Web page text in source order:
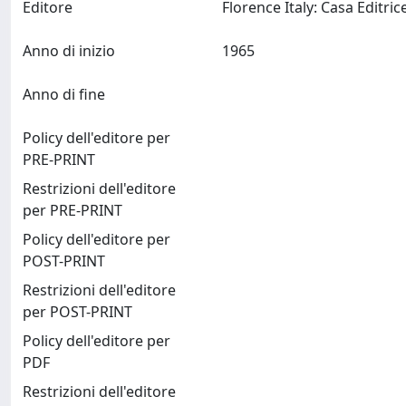
Editore
Anno di inizio
Anno di fine
Policy dell'editore per
PRE-PRINT
Restrizioni dell'editore
per PRE-PRINT
Policy dell'editore per
POST-PRINT
Restrizioni dell'editore
per POST-PRINT
Policy dell'editore per
PDF
Restrizioni dell'editore